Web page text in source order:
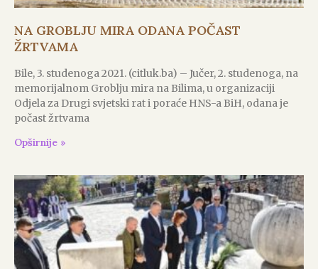
NA GROBLJU MIRA ODANA POČAST
ŽRTVAMA
Bile, 3. studenoga 2021. (citluk.ba) – Jučer, 2. studenoga, na
memorijalnom Groblju mira na Bilima, u organizaciji
Odjela za Drugi svjetski rat i poraće HNS-a BiH, odana je
počast žrtvama
Opširnije »